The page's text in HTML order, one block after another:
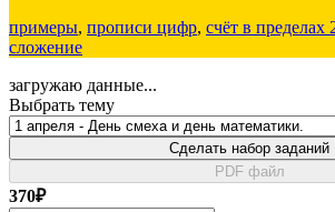
примеры, прописи цифр, счёт в пределах
сложение
загружаю данные...
Выбрать тему
Сделать набор заданий
PDF файл
370₽